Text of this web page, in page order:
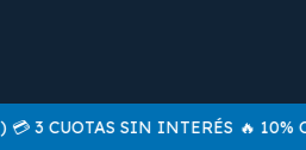
CUOTAS SIN INTERÉS 🔥 10%